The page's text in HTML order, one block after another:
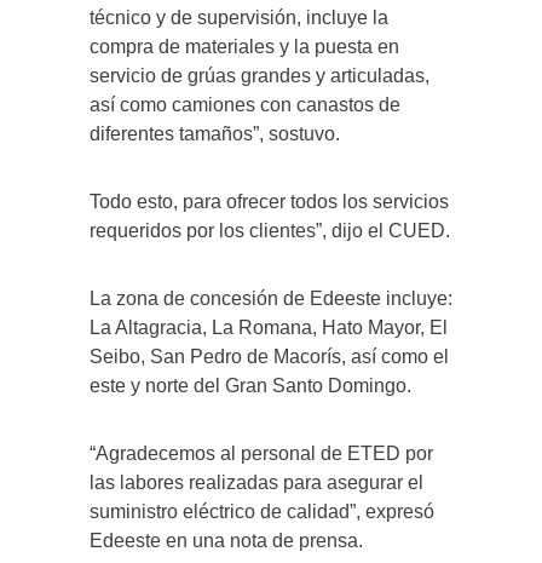
técnico y de supervisión, incluye la
compra de materiales y la puesta en
servicio de grúas grandes y articuladas,
así como camiones con canastos de
diferentes tamaños”, sostuvo.
Todo esto, para ofrecer todos los servicios
requeridos por los clientes”, dijo el CUED.
La zona de concesión de Edeeste incluye:
La Altagracia, La Romana, Hato Mayor, El
Seibo, San Pedro de Macorís, así como el
este y norte del Gran Santo Domingo.
“Agradecemos al personal de ETED por
las labores realizadas para asegurar el
suministro eléctrico de calidad”, expresó
Edeeste en una nota de prensa.